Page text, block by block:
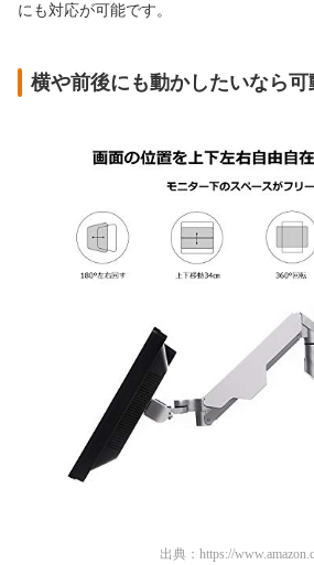
にも対応が可能です。
横や前後にも動かしたいなら
出典： https://